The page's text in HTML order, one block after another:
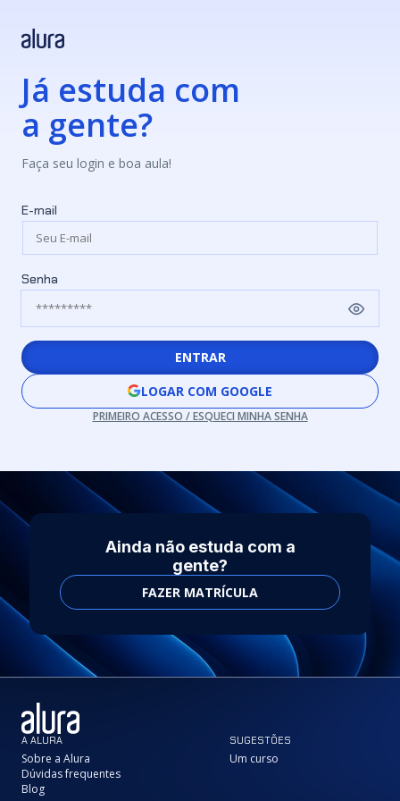
Já estuda com
a gente?
Faça seu login e boa aula!
E-mail
Senha
ENTRAR
LOGAR COM GOOGLE
PRIMEIRO ACESSO / ESQUECI MINHA SENHA
Ainda não estuda com a
gente?
FAZER MATRÍCULA
A ALURA
Sobre a Alura
Dúvidas frequentes
Blog
SUGESTÕES
Um curso